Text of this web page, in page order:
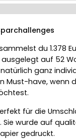
du 1.378
auf 52
ganz
Must-have, wenn
für die
Sie wurde auf
gedruckt.